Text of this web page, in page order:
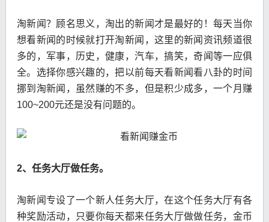
淘新闻？顾名思义，淘出的新闻才是最好的！每天当你
想看新闻的时候就打开淘新闻，这里的新闻资讯频道很
多的，军事，历史，健康，汽车，搞笑，奇闻等一应俱
全。选择你感兴趣的，把以前每天看新闻看八卦的时间
挪到淘新闻，虽然赚的不多，但是积少成多，一个月赚
100~200元还是没有问题的。
2、任务大厅做任务。
淘新闻专设了一个新人任务大厅，在这个任务大厅有各
种奖励活动，只要你每天都来任务大厅做做任务，金币